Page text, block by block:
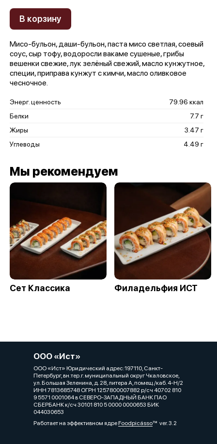
В корзину
Мисо-бульон, даши-бульон, паста мисо светлая, соевый
соус, сыр тофу, водоросли вакаме сушеные, грибы
вешенки свежие, лук зелёный свежий, масло кунжутное,
специи, приправа кунжут с кимчи, масло оливковое
чесночное.
Энерг. ценность
79.96 ккал
Белки
7.7 г
Жиры
3.47 г
Углеводы
4.49 г
Мы рекомендуем
Сет Классика Филадельфия ИСТ
ООО «Ист»
ООО «Ист» Юридический адрес:197110, Санкт-
Петербург, вн.тер.г. муниципальный округ Чкаловское,
ул. Большая Зеленина, д. 28, литера А, помещ./каб. 4-Н/2
ИНН 7813685748 ОГРН 1257800007882 р/сч 40702 810
9 5571 0001064 в СЕВЕРО-ЗАПАДНЫЙ БАНК ПАО
СБЕРБАНК к/сч 30101 810 5 0000 0000653 БИК
044030653
Работает на эффективном ядреFoodpicássover. 3.2